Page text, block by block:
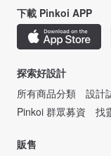
下載 Pinkoi APP
探索好設計
所有商品分類
設計
Pinkoi 群眾募資
找
販售